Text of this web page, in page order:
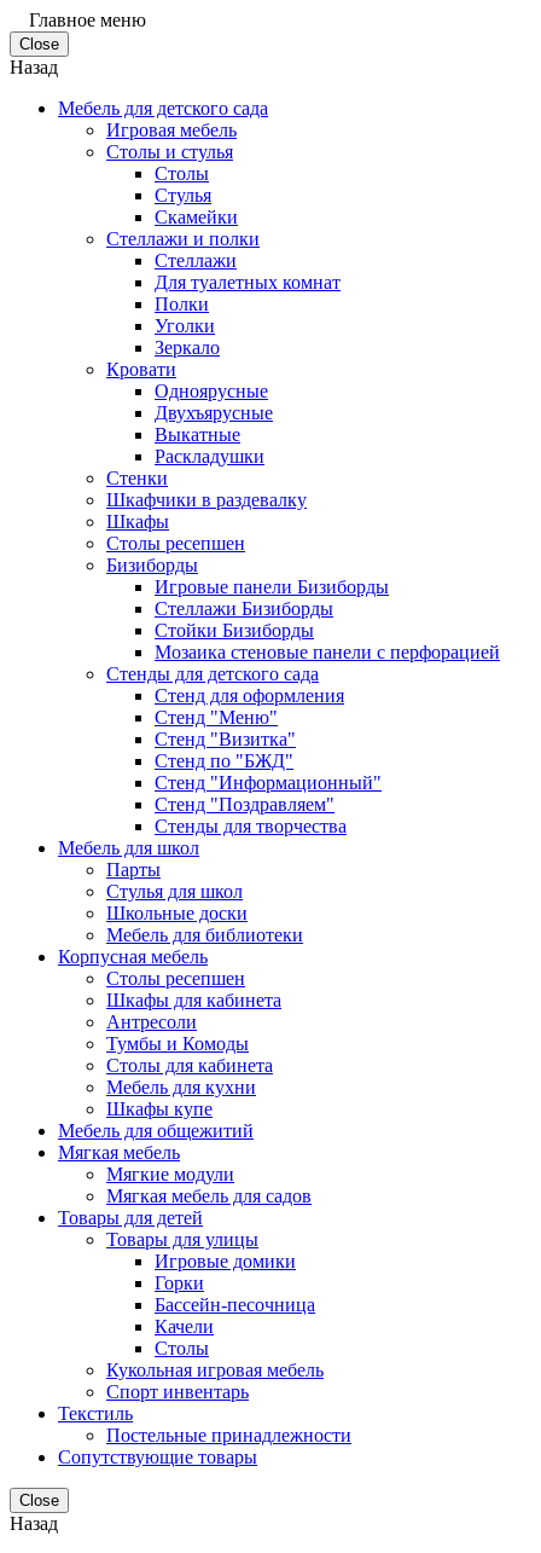
Главное меню
Close
Назад
Мебель для детского сада
Игровая мебель
Столы и стулья
Столы
Стулья
Скамейки
Стеллажи и полки
Стеллажи
Для туалетных комнат
Полки
Уголки
Зеркало
Кровати
Одноярусные
Двухъярусные
Выкатные
Раскладушки
Стенки
Шкафчики в раздевалку
Шкафы
Столы ресепшен
Бизиборды
Игровые панели Бизиборды
Стеллажи Бизиборды
Стойки Бизиборды
Мозаика стеновые панели с перфорацией
Стенды для детского сада
Стенд для оформления
Стенд "Меню"
Стенд "Визитка"
Стенд по "БЖД"
Стенд "Информационный"
Стенд "Поздравляем"
Стенды для творчества
Мебель для школ
Парты
Стулья для школ
Школьные доски
Мебель для библиотеки
Корпусная мебель
Столы ресепшен
Шкафы для кабинета
Антресоли
Тумбы и Комоды
Столы для кабинета
Мебель для кухни
Шкафы купе
Мебель для общежитий
Мягкая мебель
Мягкие модули
Мягкая мебель для садов
Товары для детей
Товары для улицы
Игровые домики
Горки
Бассейн-песочница
Качели
Столы
Кукольная игровая мебель
Спорт инвентарь
Текстиль
Постельные принадлежности
Сопутствующие товары
Close
Назад